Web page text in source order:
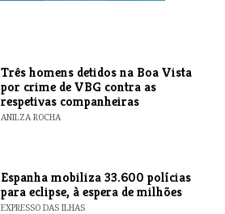
Três homens detidos na Boa Vista
por crime de VBG contra as
respetivas companheiras
ANILZA ROCHA
Espanha mobiliza 33.600 polícias
para eclipse, à espera de milhões
EXPRESSO DAS ILHAS